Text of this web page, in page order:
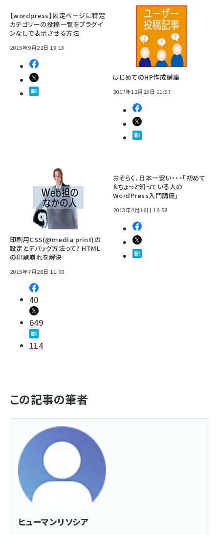
【wordpress】固定ページに特定
カテゴリーの投稿一覧をプラグイ
ンなしで表示させる方法
2015年9月22日 19:13
はじめてのHP作成講座
2017年12月25日 11:57
印刷用CSS(@media print)の
設定とデバッグ方法って? HTML
の印刷崩れを解決
2015年7月28日 11:00
40
649
114
おそらく、日本一安い・・・「初めて
＆ちょっと知っている人の
WordPress入門講座」
2013年4月16日 10:58
この記事の筆者
ヒューマンリソシア